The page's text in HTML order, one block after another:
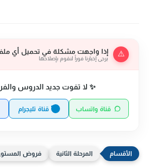
⚠️ إذا واجهت مشكلة في تحميل أي
يرجى إخبارنا فوراً لنقوم بإصلاحها
✨ لا تفوت جديد الدروس
قناة واتساب قناة تليجرام
المرحلة الثانية فروض